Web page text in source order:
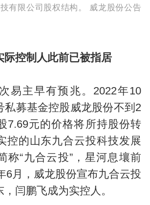
有限公司股权结构。 威龙股份公告
际控制人此前已被指居
易主早有预兆。2022年10
私募基金控股威龙股份不到2
7.69元的价格将所持股份转
控的山东九合云投科技发展
称“九合云投”，星河息壤前
6月，威龙股份宣布九合云投
闫鹏飞成为实控人。